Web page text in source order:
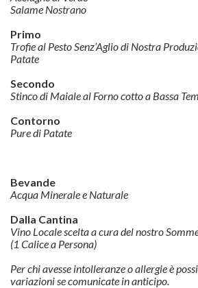
Salame Nostrano
Primo
Trofie al Pesto Senz’Aglio di Nostra
Patate
Secondo
Stinco di Maiale al Forno cotto a Bassa
Contorno
Pure di Patate
Bevande
Acqua Minerale e Naturale
Dalla Cantina
Vino Locale scelta a cura del nostro
(1 Calice a Persona)
Per chi avesse intolleranze o allergie è
variazioni se comunicate in anticipo.